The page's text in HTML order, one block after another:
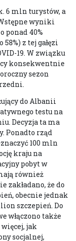
6 mln turystów, a
wyniki
ponad 40%
z tej gałęzi
19. W związku
konsekwentnie
sezon
do Albanii
testu na
Decyzja ta ma
Ponadto rząd
100 mln
kraju na
pobyt w
również
zakładano, że do
obecnie jednak
szczepień. Do
włączono także
jak
socjalnej,